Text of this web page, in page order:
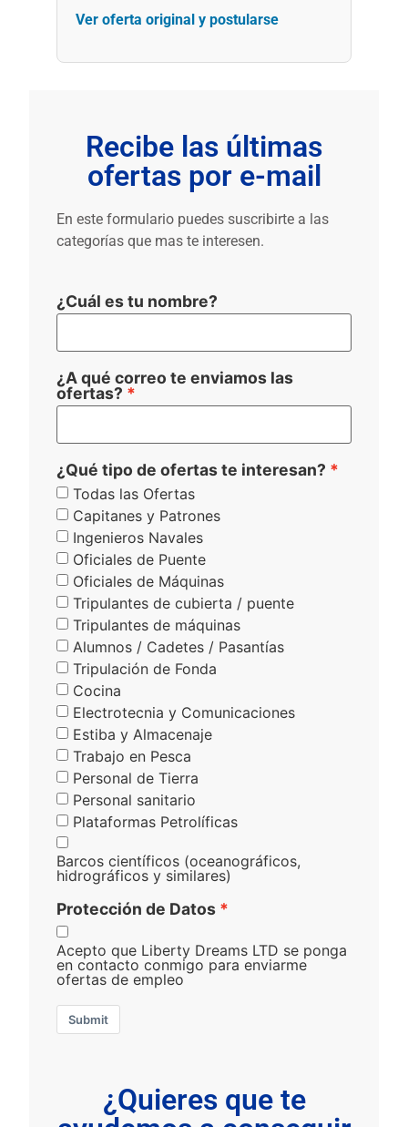
Ver oferta original y postularse
Recibe las últimas
ofertas por e-mail
En este formulario puedes suscribirte a las
categorías que mas te interesen.
¿Cuál es tu nombre?
¿A qué correo te enviamos las
ofertas?
¿Qué tipo de ofertas te interesan?
Todas las Ofertas
Capitanes y Patrones
Ingenieros Navales
Oficiales de Puente
Oficiales de Máquinas
Tripulantes de cubierta / puente
Tripulantes de máquinas
Alumnos / Cadetes / Pasantías
Tripulación de Fonda
Cocina
Electrotecnia y Comunicaciones
Estiba y Almacenaje
Trabajo en Pesca
Personal de Tierra
Personal sanitario
Plataformas Petrolíficas
Barcos científicos (oceanográficos,
hidrográficos y similares)
Protección de Datos
Acepto que Liberty Dreams LTD se ponga
en contacto conmigo para enviarme
ofertas de empleo
Submit
¿Quieres que te